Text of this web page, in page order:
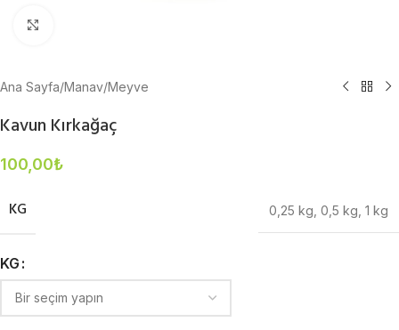
Ana Sayfa/Manav/Meyve
Kavun Kırkağaç
100,00₺
KG 0,25 kg 0,5 kg 1 kg
KG